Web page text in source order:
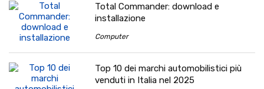
Total Commander: download e
installazione
Computer
Top 10 dei marchi automobilistici più
venduti in Italia nel 2025